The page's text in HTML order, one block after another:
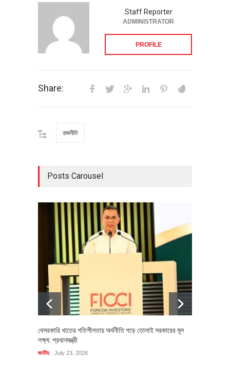
Staff Reporter
ADMINISTRATOR
PROFILE
Share:
রাজনীতি
Posts Carousel
বেসরকারি খাতের গতিশীলতায় অর্থনীতি গড়ে তোলাই সরকারের মূল
লক্ষ্য: প্রধানমন্ত্রী
জাতীয় July 23, 2026